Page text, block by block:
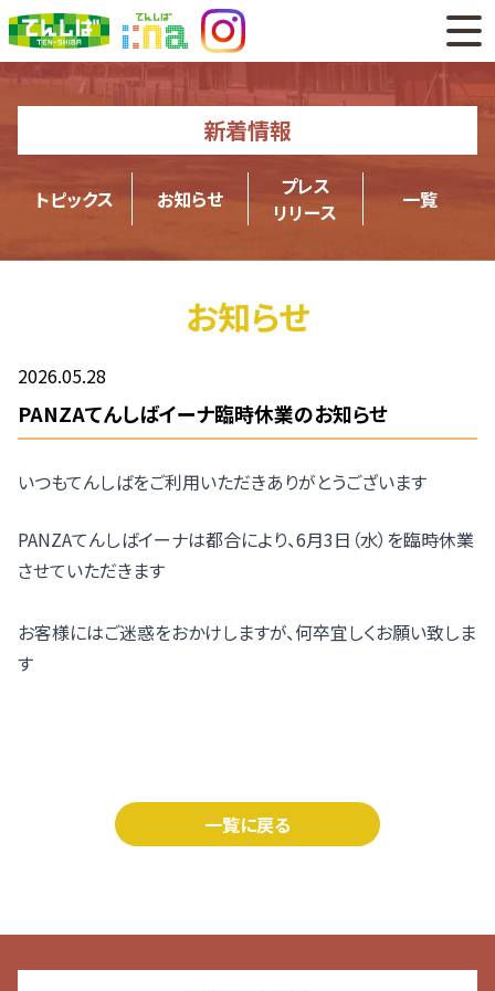
新着情報
トピックス お知らせ
プレス
リリース
一覧
お知らせ
PANZAてんしばイーナ臨時休業のお知らせ
2026.05.28
いつもてんしばをご利用いただきありがとうございます
PANZAてんしばイーナは都合により、6月3日（水）を臨時休業
させていただきます
お客様にはご迷惑をおかけしますが、何卒宜しくお願い致しま
す
一覧に戻る